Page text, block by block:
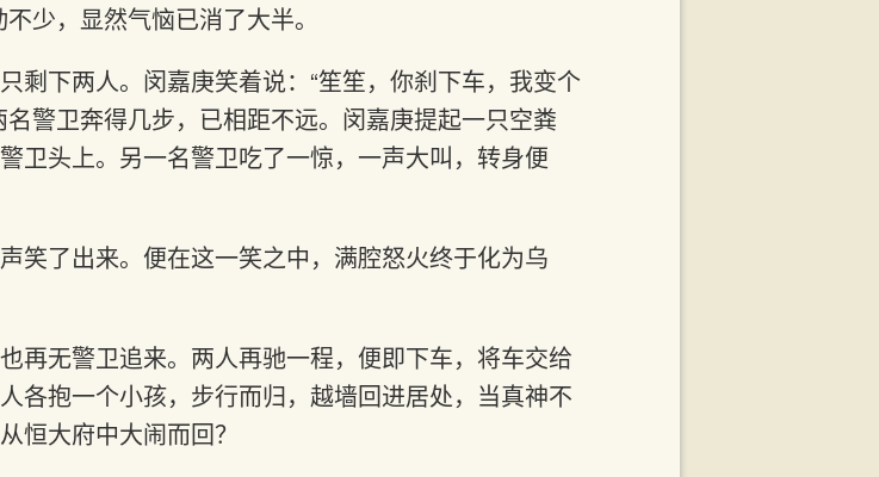
少，显然气恼已消了大半。
剩下两人。闵嘉庚笑着说：“笙笙，你刹下车，我变个
警卫奔得几步，已相距不远。闵嘉庚提起一只空粪
卫头上。另一名警卫吃了一惊，一声大叫，转身便
笑了出来。便在这一笑之中，满腔怒火终于化为乌
再无警卫追来。两人再驰一程，便即下车，将车交给
各抱一个小孩，步行而归，越墙回进居处，当真神不
恒大府中大闹而回？